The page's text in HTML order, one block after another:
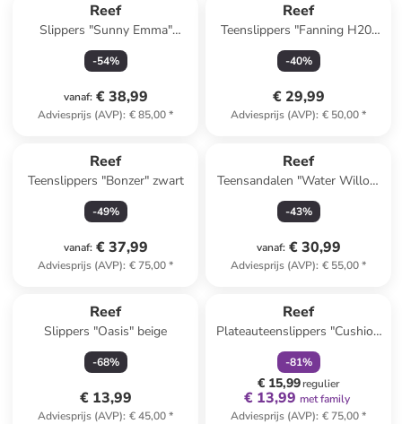
Reef
Slippers "Sunny Emma"
lichtroze
-54%
vanaf: € 38,99
Adviesprijs (AVP): € 85,00*
Reef
Teenslippers "Fanning H20"
zwart
-40%
€ 29,99
Adviesprijs (AVP): € 50,00*
Reef
Teenslippers "Bonzer" zwart
-49%
vanaf: € 37,99
Adviesprijs (AVP): € 75,00*
Reef
Teensandalen "Water Willow
Maya"
-43%
vanaf: € 30,99
Adviesprijs (AVP): € 55,00*
Reef
Slippers "Oasis" beige
-68%
€ 13,99
Adviesprijs (AVP): € 45,00*
Reef
Plateauteenslippers "Cushion
Bondi" geel
-81%
€ 15,99regulier
€ 13,99 met family
Adviesprijs (AVP): € 75,00*